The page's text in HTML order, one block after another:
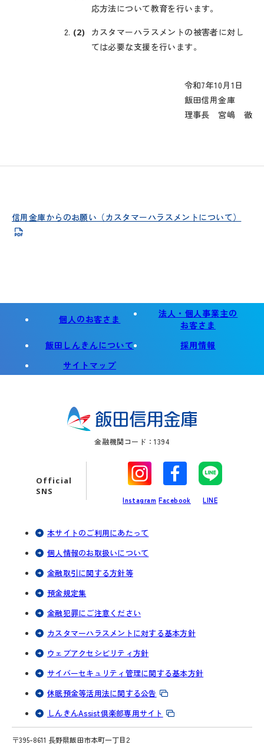
応方法について教育を行います。
カスタマーハラスメントの被害者に対し
ては必要な支援を行います。
令和7年10月1日
飯田信用金庫
理事長 宮嶋 徹
信用金庫からのお願い（カスタマーハラスメントについて）
個人のお客さま
法人・個人事業主の
お客さま
飯田しんきんについて
採用情報
サイトマップ
金融機関コード：1394
Official
SNS
Instagram
別
タ
で
Facebook
別
タ
で
LINE
別
タ
で
本サイトのご利用にあたって
個人情報のお取扱いについて
金融取引に関する方針等
預金規定集
金融犯罪にご注意ください
カスタマーハラスメントに対する基本方針
ウェブアクセシビリティ方針
サイバーセキュリティ管理に関する基本方針
休眠預金等活用法に関する公告
しんきんAssist倶楽部専用サイト
〒395-8611 長野県飯田市本町一丁目2